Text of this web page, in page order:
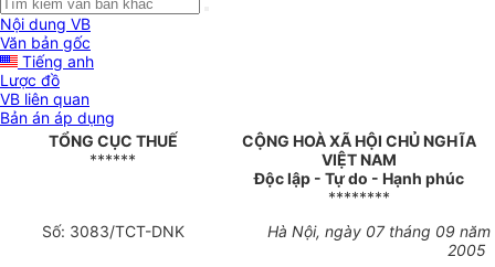
Nội dung VB
Văn bản gốc
Tiếng anh
Lược đồ
VB liên quan
Bản án áp dụng
TỔNG CỤC THUẾ
******
CỘNG HOÀ XÃ HỘI CHỦ NGHĨA
VIỆT NAM
Độc lập - Tự do - Hạnh phúc
********
Số: 3083/TCT-DNK
Hà Nội, ngày 07 tháng 09 năm
2005